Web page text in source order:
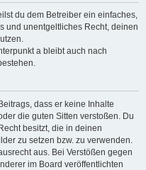
du dem Betreiber ein einfaches,
und unentgeltliches Recht, deinen
a bleibt auch nach
dass er keine Inhalte
die guten Sitten verstoßen. Du
besitzt, die in deinen
zu setzen bzw. zu verwenden.
aus. Bei Verstößen gegen
im Board veröffentlichten